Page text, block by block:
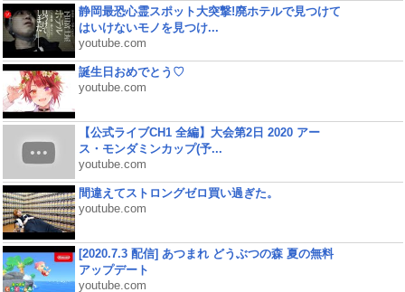
静岡最恐心霊スポット大突撃!廃ホテルで見つけて
はいけないモノを見つけ...
youtube.com
誕生日おめでとう♡
youtube.com
【公式ライブCH1 全編】大会第2日 2020 アー
ス・モンダミンカップ(予...
youtube.com
間違えてストロングゼロ買い過ぎた。
youtube.com
[2020.7.3 配信] あつまれ どうぶつの森 夏の無料
アップデート
youtube.com